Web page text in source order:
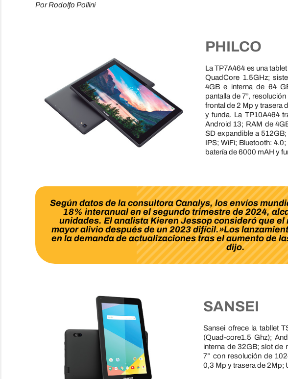
Por Rodolfo Pollini
PHILCO
La TP7A464 es una
QuadCore 1.5GHz;
4GB e interna de 64
pantalla de 7”,
frontal de 2 Mp y trasera
y funda. La TP10A464
Android 13; RAM de
SD expandible a
IPS; WiFi; Bluetooth:
batería de 6000 mAH y
Según datos de la consultora Canalys, los envíos
18% interanual en el segundo trimestre de 2024,
unidades. El analista Kieren Jessop consideró que
mayor alivio después de un 2023 difícil.»Los
en la demanda de actualizaciones tras el aumento de
dijo.
SANSEI
Sansei ofrece la tabllet
(Quad-core1.5 Ghz);
interna de 32GB; slot de
7” con resolución de
0,3 Mp y trasera de 2Mp;